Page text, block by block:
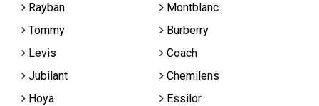
Rayban
Montblanc
Tommy
Burberry
Levis
Coach
Jubilant
Chemilens
Hoya
Essilor